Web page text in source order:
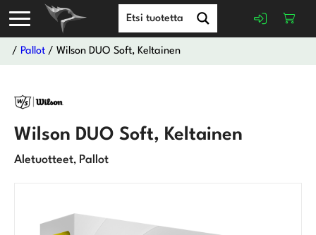
/ Pallot / Wilson DUO Soft, Keltainen
Wilson DUO Soft, Keltainen
Aletuotteet, Pallot